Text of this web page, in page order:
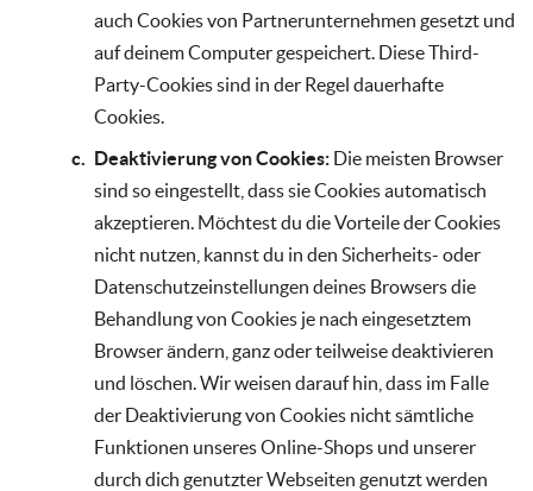
auch Cookies von Partnerunternehmen gesetzt und
auf deinem Computer gespeichert. Diese Third-
Party-Cookies sind in der Regel dauerhafte
Cookies.
Deaktivierung von Cookies: Die meisten Browser
sind so eingestellt, dass sie Cookies automatisch
akzeptieren. Möchtest du die Vorteile der Cookies
nicht nutzen, kannst du in den Sicherheits- oder
Datenschutzeinstellungen deines Browsers die
Behandlung von Cookies je nach eingesetztem
Browser ändern, ganz oder teilweise deaktivieren
und löschen. Wir weisen darauf hin, dass im Falle
der Deaktivierung von Cookies nicht sämtliche
Funktionen unseres Online-Shops und unserer
durch dich genutzter Webseiten genutzt werden